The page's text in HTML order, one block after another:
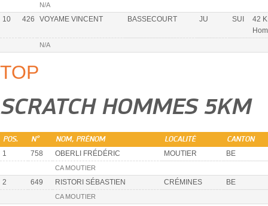
N/A
10 426 VOYAME VINCENT BASSECOURT JU SUI
42
N/A
TOP
SCRATCH HOMMES 5KM
POS. N° NOM, PRÉNOM LOCALITÉ CANTON
1 758 OBERLI FRÉDÉRIC MOUTIER BE
CA MOUTIER
2 649 RISTORI SÉBASTIEN CRÉMINES BE
CA MOUTIER